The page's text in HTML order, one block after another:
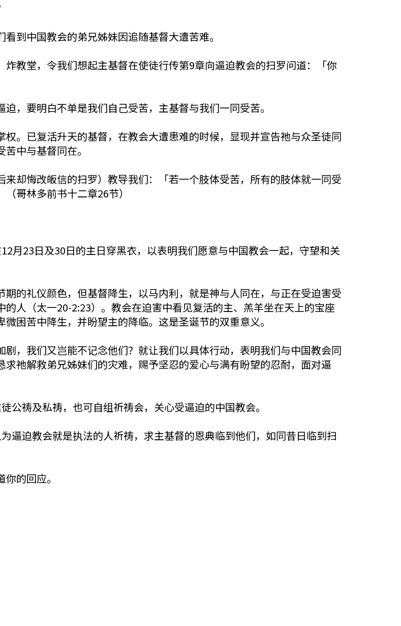
到中国教会的弟兄姊妹因追随基督大遭苦难。
教堂，令我们想起主基督在使徒行传第9章向逼迫教会的扫罗问道：「你
，要明白不单是我们自己受苦，主基督与我们一同受苦。
。已复活升天的基督，在教会大遭患难的时候，显现并宣告祂与众圣徒同
中与基督同在。
却悔改皈信的扫罗）教导我们：「若一个肢体受苦，所有的肢体就一同受
哥林多前书十二章26节）
月23日及30日的主日穿黑衣，以表明我们愿意与中国教会一起，守望和关
的礼仪颜色，但基督降生，以马内利，就是神与人同在，与正在受迫害受
人（太一20-2:23）。教会在迫害中看见复活的主、羔羊坐在天上的宝座
困苦中降生，并盼望主的降临。这是圣诞节的双重意义。
，我们又岂能不记念他们？就让我们以具体行动，表明我们与中国教会同
祂解救弟兄姊妹们的灾难，赐予坚忍的爱心与满有盼望的忍耐，面对逼
公祷及私祷，也可自组祈祷会，关心受逼迫的中国教会。
逼迫教会就是执法的人祈祷，求主基督的恩典临到他们，如同昔日临到扫
的回应。